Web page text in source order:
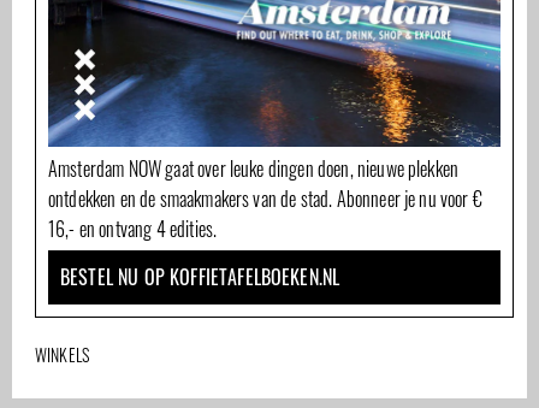
Amsterdam NOW gaat over leuke dingen doen, nieuwe plekken
ontdekken en de smaakmakers van de stad. Abonneer je nu voor €
16,- en ontvang 4 edities.
BESTEL NU OP KOFFIETAFELBOEKEN.NL
WINKELS